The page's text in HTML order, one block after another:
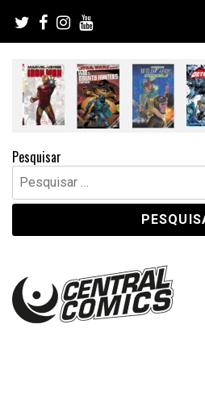
content
Pesquisar
Pesquisar
por: